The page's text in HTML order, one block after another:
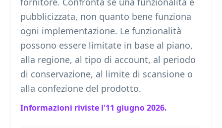
pubblicizzata, non quanto bene funziona
ogni implementazione. Le funzionalità
possono essere limitate in base al piano,
alla regione, al tipo di account, al periodo
di conservazione, al limite di scansione o
alla confezione del prodotto.
Informazioni riviste l'11 giugno 2026.